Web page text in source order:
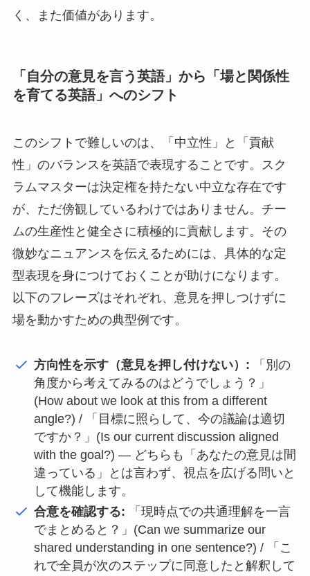
く、また価値があります。
「自分の意見を言う英語」から「場と関係性
を育てる英語」へのシフト
このシフトで難しいのは、「中立性」と「貢献
性」のバランスを英語で表現することです。スク
ラムマスターは決定権を持たない中立な存在です
が、ただ傍観しているわけではありません。チー
ムの生産性と健全さに積極的に貢献します。その
微妙なニュアンスを伝えるためには、具体的な定
型表現を身につけておくことが助けになります。
以下のフレーズはそれぞれ、意見を押しつけずに
場を動かすための典型例です。
方向性を示す（意見を押し付けない）: 「別の
角度から考えてみるのはどうでしょう？」
(How about we look at this from a different
angle?) / 「目標に照らして、今の議論は適切
ですか？」(Is our current discussion aligned
with the goal?) — どちらも「あなたの意見は間
違っている」とは言わず、視点を広げる問いと
して機能します。
合意を確認する: 「現時点での共通理解を一言
でまとめると？」(Can we summarize our
shared understanding in one sentence?) / 「こ
れで全員が次のステップに同意したと解釈して